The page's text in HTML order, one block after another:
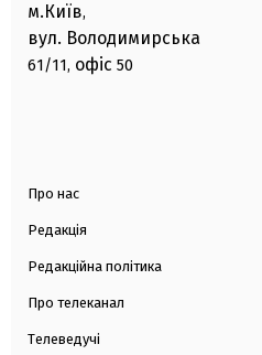
м.Київ,
вул. Володимирська
61/11, офіс 50
Про нас
Редакція
Редакційна політика
Про телеканал
Телеведучі